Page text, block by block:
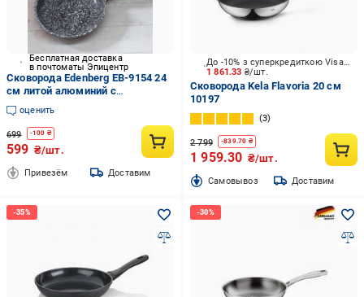
Бесплатная доставка
в почтоматы Эпицентр
Сковорода Edenberg EB-9154 24
см литой алюминий с
гранитным антипригарным
покрытием
оценить
699 -100 ₴
599 ₴/шт.
Привезём Доставим
1 861.33 ₴/шт.
До -10% з суперкредиткою Visa Вигода
Сковорода Kela Flavoria 20 см
10197
3
2 799 -839.70 ₴
1 959.30 ₴/шт.
Cамовывоз Доставим